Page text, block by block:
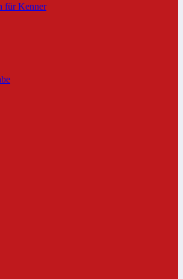
für Kenner